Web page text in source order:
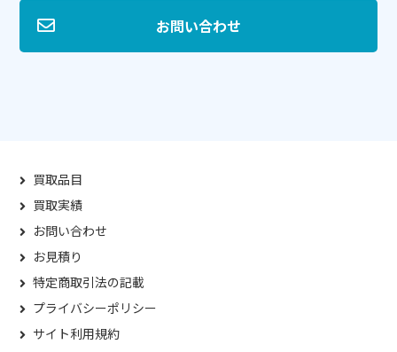
お問い合わせ
買取品目
買取実績
お問い合わせ
お見積り
特定商取引法の記載
プライバシーポリシー
サイト利用規約